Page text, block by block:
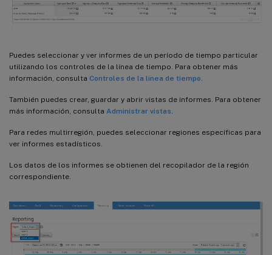
Puedes seleccionar y ver informes de un período de tiempo particular
utilizando los controles de la línea de tiempo. Para obtener más
información, consulta Controles de la línea de tiempo.
También puedes crear, guardar y abrir vistas de informes. Para obtener
más información, consulta Administrar vistas.
Para redes multirregión, puedes seleccionar regiones específicas para
ver informes estadísticos.
Los datos de los informes se obtienen del recopilador de la región
correspondiente.